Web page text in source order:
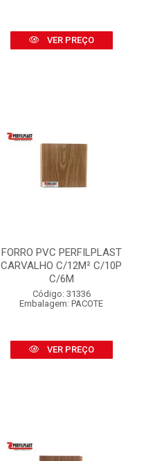
VER PREÇO
FORRO PVC PERFILPLAST
CARVALHO C/12M² C/10P
C/6M
Código: 31336
Embalagem: PACOTE
VER PREÇO